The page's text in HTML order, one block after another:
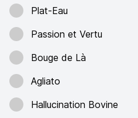
Plat-Eau
Passion et Vertu
Bouge de Là
Agliato
Hallucination Bovine